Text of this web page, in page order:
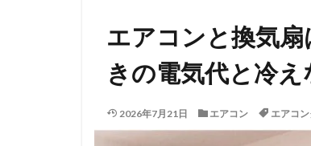
エアコンと換気
きの電気代と冷
2026年7月21日 エアコン エアコ